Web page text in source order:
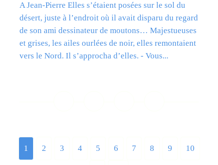
A Jean-Pierre Elles s’étaient posées sur le sol du
désert, juste à l’endroit où il avait disparu du regard
de son ami dessinateur de moutons… Majestueuses
et grises, les ailes ourlées de noir, elles remontaient
vers le Nord. Il s’approcha d’elles. - Vous...
1 2 3 4 5 6 7 8 9 10